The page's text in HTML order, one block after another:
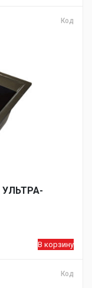
Код
УЛЬТРА-
В корзину
Код